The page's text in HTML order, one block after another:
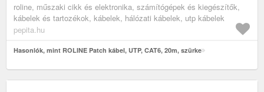
roline, műszaki cikk és elektronika, számítógépek és kiegészítők,
kábelek és tartozékok, kábelek, hálózati kábelek, utp kábelek
pepita.hu
Hasonlók, mint ROLINE Patch kábel, UTP, CAT6, 20m, szürke